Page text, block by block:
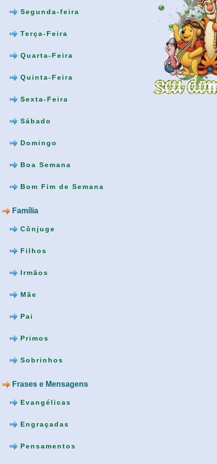
Segunda-feira
Terça-Feira
Quarta-Feira
Quinta-Feira
Sexta-Feira
Sábado
Domingo
Boa Semana
Bom Fim de Semana
Família
Cônjuge
Filhos
Irmãos
Mãe
Pai
Primos
Sobrinhos
Frases e Mensagens
Evangélicas
Engraçadas
Pensamentos